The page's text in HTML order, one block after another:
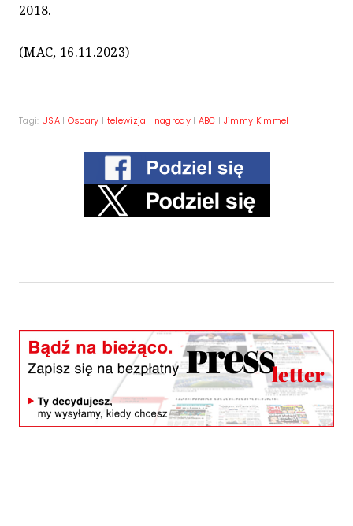
2018.
(MAC, 16.11.2023)
Tagi: USA | Oscary | telewizja | nagrody| ABC | Jimmy Kimmel